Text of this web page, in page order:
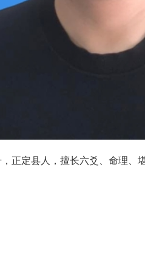
正定县人，擅长六爻、命理、